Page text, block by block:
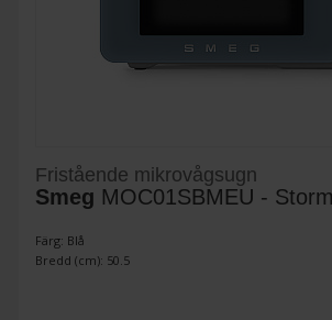
Fristående mikrovågsugn
Smeg MOC01SBMEU -
Färg: Blå
Bredd (cm): 50.5